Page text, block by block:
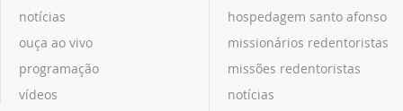
notícias
ouça ao vivo
programação
vídeos
hospedagem santo afonso
missionários redentoristas
missões redentoristas
notícias